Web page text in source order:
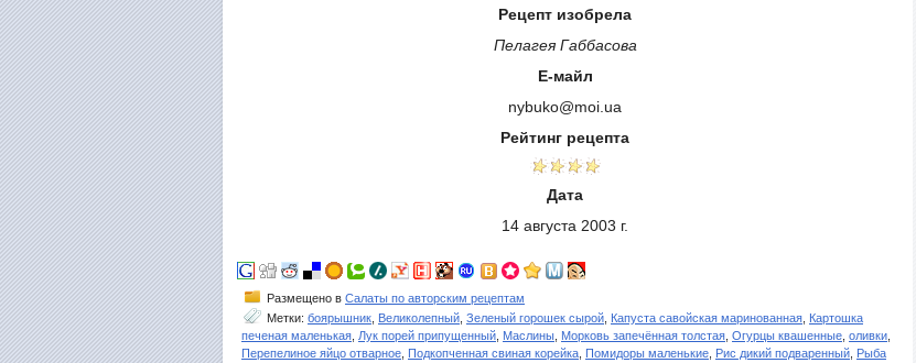
Рецепт изобрела
Пелагея Габбасова
Е-майл
nybuko@moi.ua
Рейтинг рецепта
Дата
14 августа 2003 г.
Размещено в Салаты по авторским рецептам
Метки: боярышник Великолепный Зеленый горошек сырой Капуста савойская маринованная Картошка
печеная маленькая Лук порей припущенный Маслины Морковь запечённая толстая Огурцы квашенные оливки
Перепелиное яйцо отварное Подкопченная свиная корейка Помидоры маленькие Рис дикий подваренный Рыба